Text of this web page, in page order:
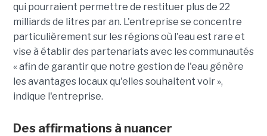
qui pourraient permettre de restituer plus de 22
milliards de litres par an. L'entreprise se concentre
particulièrement sur les régions où l'eau est rare et
vise à établir des partenariats avec les communautés
« afin de garantir que notre gestion de l'eau génère
les avantages locaux qu'elles souhaitent voir »,
indique l'entreprise.
Des affirmations à nuancer